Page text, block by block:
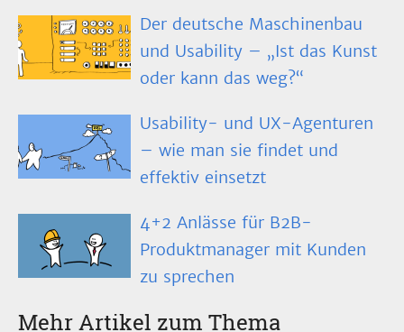
Der deutsche Maschinenbau
und Usability – „Ist das Kunst
oder kann das weg?“
Usability- und UX-Agenturen
– wie man sie findet und
effektiv einsetzt
4+2 Anlässe für B2B-
Produktmanager mit Kunden
zu sprechen
Mehr Artikel zum Thema